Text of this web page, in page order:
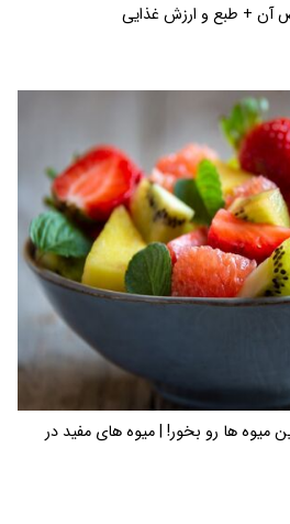
آن + طبع و ارزش غذایی
میوه ها رو بخور! | میوه های مفید در